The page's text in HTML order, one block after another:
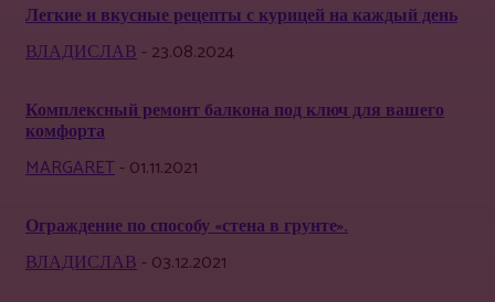
Легкие и вкусные рецепты с курицей на каждый день
ВЛАДИСЛАВ- 23.08.2024
Комплексный ремонт балкона под ключ для вашего
комфорта
MARGARET- 01.11.2021
Ограждение по способу «стена в грунте».
ВЛАДИСЛАВ- 03.12.2021